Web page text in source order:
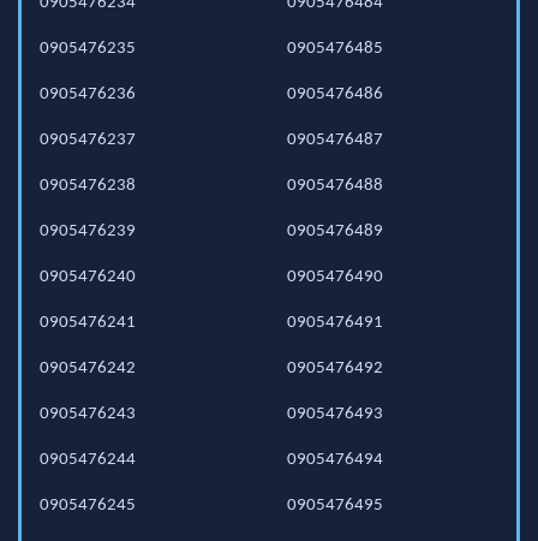
0905476235
0905476236
0905476237
0905476238
0905476239
0905476240
0905476241
0905476242
0905476243
0905476244
0905476245
0905476485
0905476486
0905476487
0905476488
0905476489
0905476490
0905476491
0905476492
0905476493
0905476494
0905476495